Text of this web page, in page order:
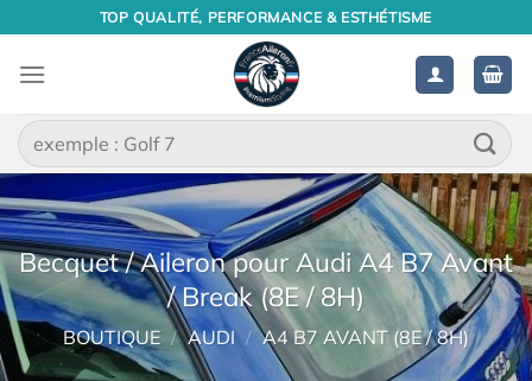
contenu
TOP QUALITÉ, PERFORMANCE & ESTHÉTISME
Recherche
pour :
Becquet / Aileron pour Audi A4 B7 Avant
/ Break (8E / 8H)
BOUTIQUE / AUDI / A4 B7 AVANT (8E / 8H)